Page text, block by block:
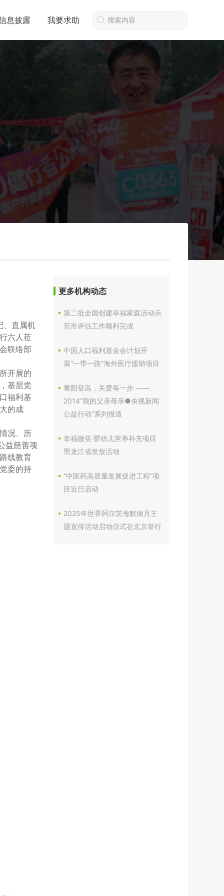
息披露 我要求助
、直属机
六人莅
联络部
开展的
基层党
福利基
的成
况、历
益慈善项
线教育
委的持
更多机构动态
第二批全国创建幸福家庭活动示
范市评估工作顺利完成
中国人口福利基金会计划开
展“一带一路”海外医疗援助项目
重阳登高，关爱每一步 ——
2014“我的父亲母亲●央视新闻
公益行动”系列报道
幸福微笑·婴幼儿营养补充项目
黑龙江省发放活动
“中医药高质量发展促进工程”项
目近日启动
2025年世界阿尔茨海默病月主
题宣传活动启动仪式在北京举行